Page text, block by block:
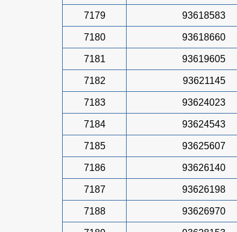
7179 93618583
7180 93618660
7181 93619605
7182 93621145
7183 93624023
7184 93624543
7185 93625607
7186 93626140
7187 93626198
7188 93626970